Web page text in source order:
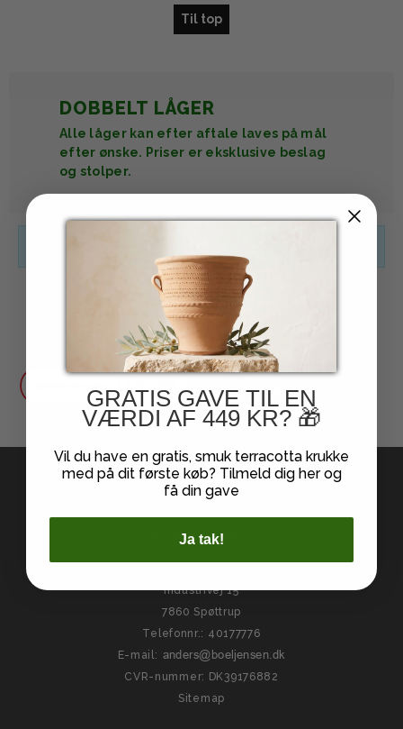
Til top
DOBBELT LÅGER
Alle låger kan efter aftale laves på mål
efter ønske. Priser er eksklusive beslag
og stolper.
Til top
KUNDESERVICE
Industrivej 15
7860 Spøttrup
Telefonnr. : 40177776
E-mail :
CVR-nummer: DK39176882
Sitemap
GRATIS GAVE TIL EN
VÆRDI AF 449 KR? 🎁
Vil du have en gratis, smuk terracotta krukke
med på dit første køb? Tilmeld dig her og
få din gave
Ja tak!